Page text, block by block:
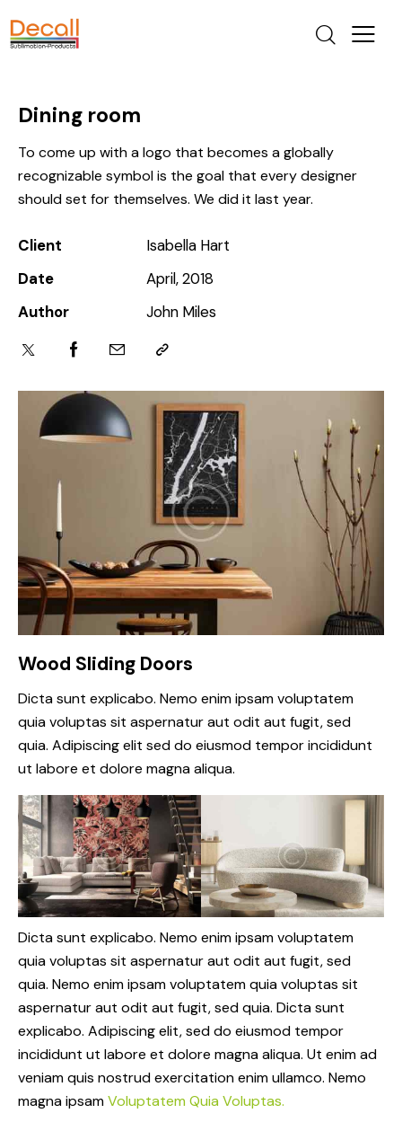
Dining room
To come up with a logo that becomes a globally
recognizable symbol is the goal that every designer
should set for themselves. We did it last year.
Client
Isabella Hart
Date
April, 2018
Author
John Miles
Wood Sliding Doors
Dicta sunt explicabo. Nemo enim ipsam voluptatem
quia voluptas sit aspernatur aut odit aut fugit, sed
quia. Adipiscing elit sed do eiusmod tempor incididunt
ut labore et dolore magna aliqua.
Dicta sunt explicabo. Nemo enim ipsam voluptatem
quia voluptas sit aspernatur aut odit aut fugit, sed
quia. Nemo enim ipsam voluptatem quia voluptas sit
aspernatur aut odit aut fugit, sed quia. Dicta sunt
explicabo. Adipiscing elit, sed do eiusmod tempor
incididunt ut labore et dolore magna aliqua. Ut enim ad
veniam quis nostrud exercitation enim ullamco. Nemo
magna ipsamVoluptatem Quia Voluptas.